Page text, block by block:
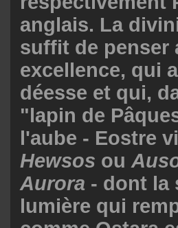
anglais. La
suffit de penser
excellence, qui
déesse et qui,
"lapin de
l'aube - Eostre
Hewsos ou
Aurora - dont la
lumière qui